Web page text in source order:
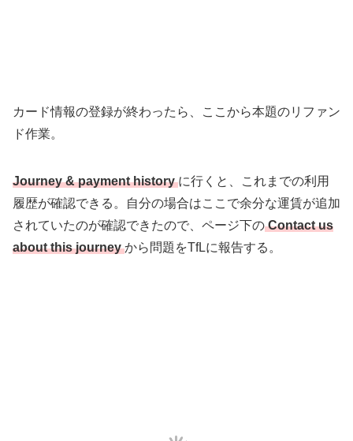
カード情報の登録が終わったら、ここから本題のリファン
ド作業。
Journey & payment historyに行くと、これまでの利用
履歴が確認できる。自分の場合はここで余分な運賃が追加
されていたのが確認できたので、ページ下のContact us
about this journeyから問題をTfLに報告する。